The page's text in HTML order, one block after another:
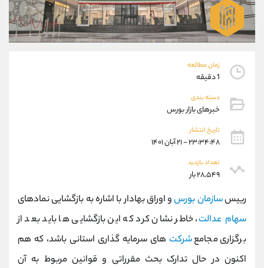
زمان مطالعه
1 دقیقه
دسته بندی
خبرهای بازار بورس
تاریخ انتشار
۲۳:۳۴:۴۸ - ۲۱ آبان ۱۴۰۱
تعداد بازدید
۲۸,۵۴۹ بار
رییسسازمان بورسو اوراق بهادار با اشاره به بازگشایی نمادهای
سهام عدالت، خاطر نشان کرد که این بازگشایی ها باید بعد از
برگزاری مجامعشرکت های سرمایه گذاری استانی باشد، که هم
اکنون در حال تدارک بحث مقرراتی و قوانین مربوط به آن
09304891085
واتساپ شروع گفتگو
تلگرام @Armteam_admin_103
پشتیبان فروش
موبایل
واتساپ
تلگرام
داخلی
اطلاعات تماس (دفتر فروش)
021-22021030
بدون پیش شماره 90001030
اینستاگرام @alireza.mehrabii
کانال تلگرام @alirezamehrabi_com